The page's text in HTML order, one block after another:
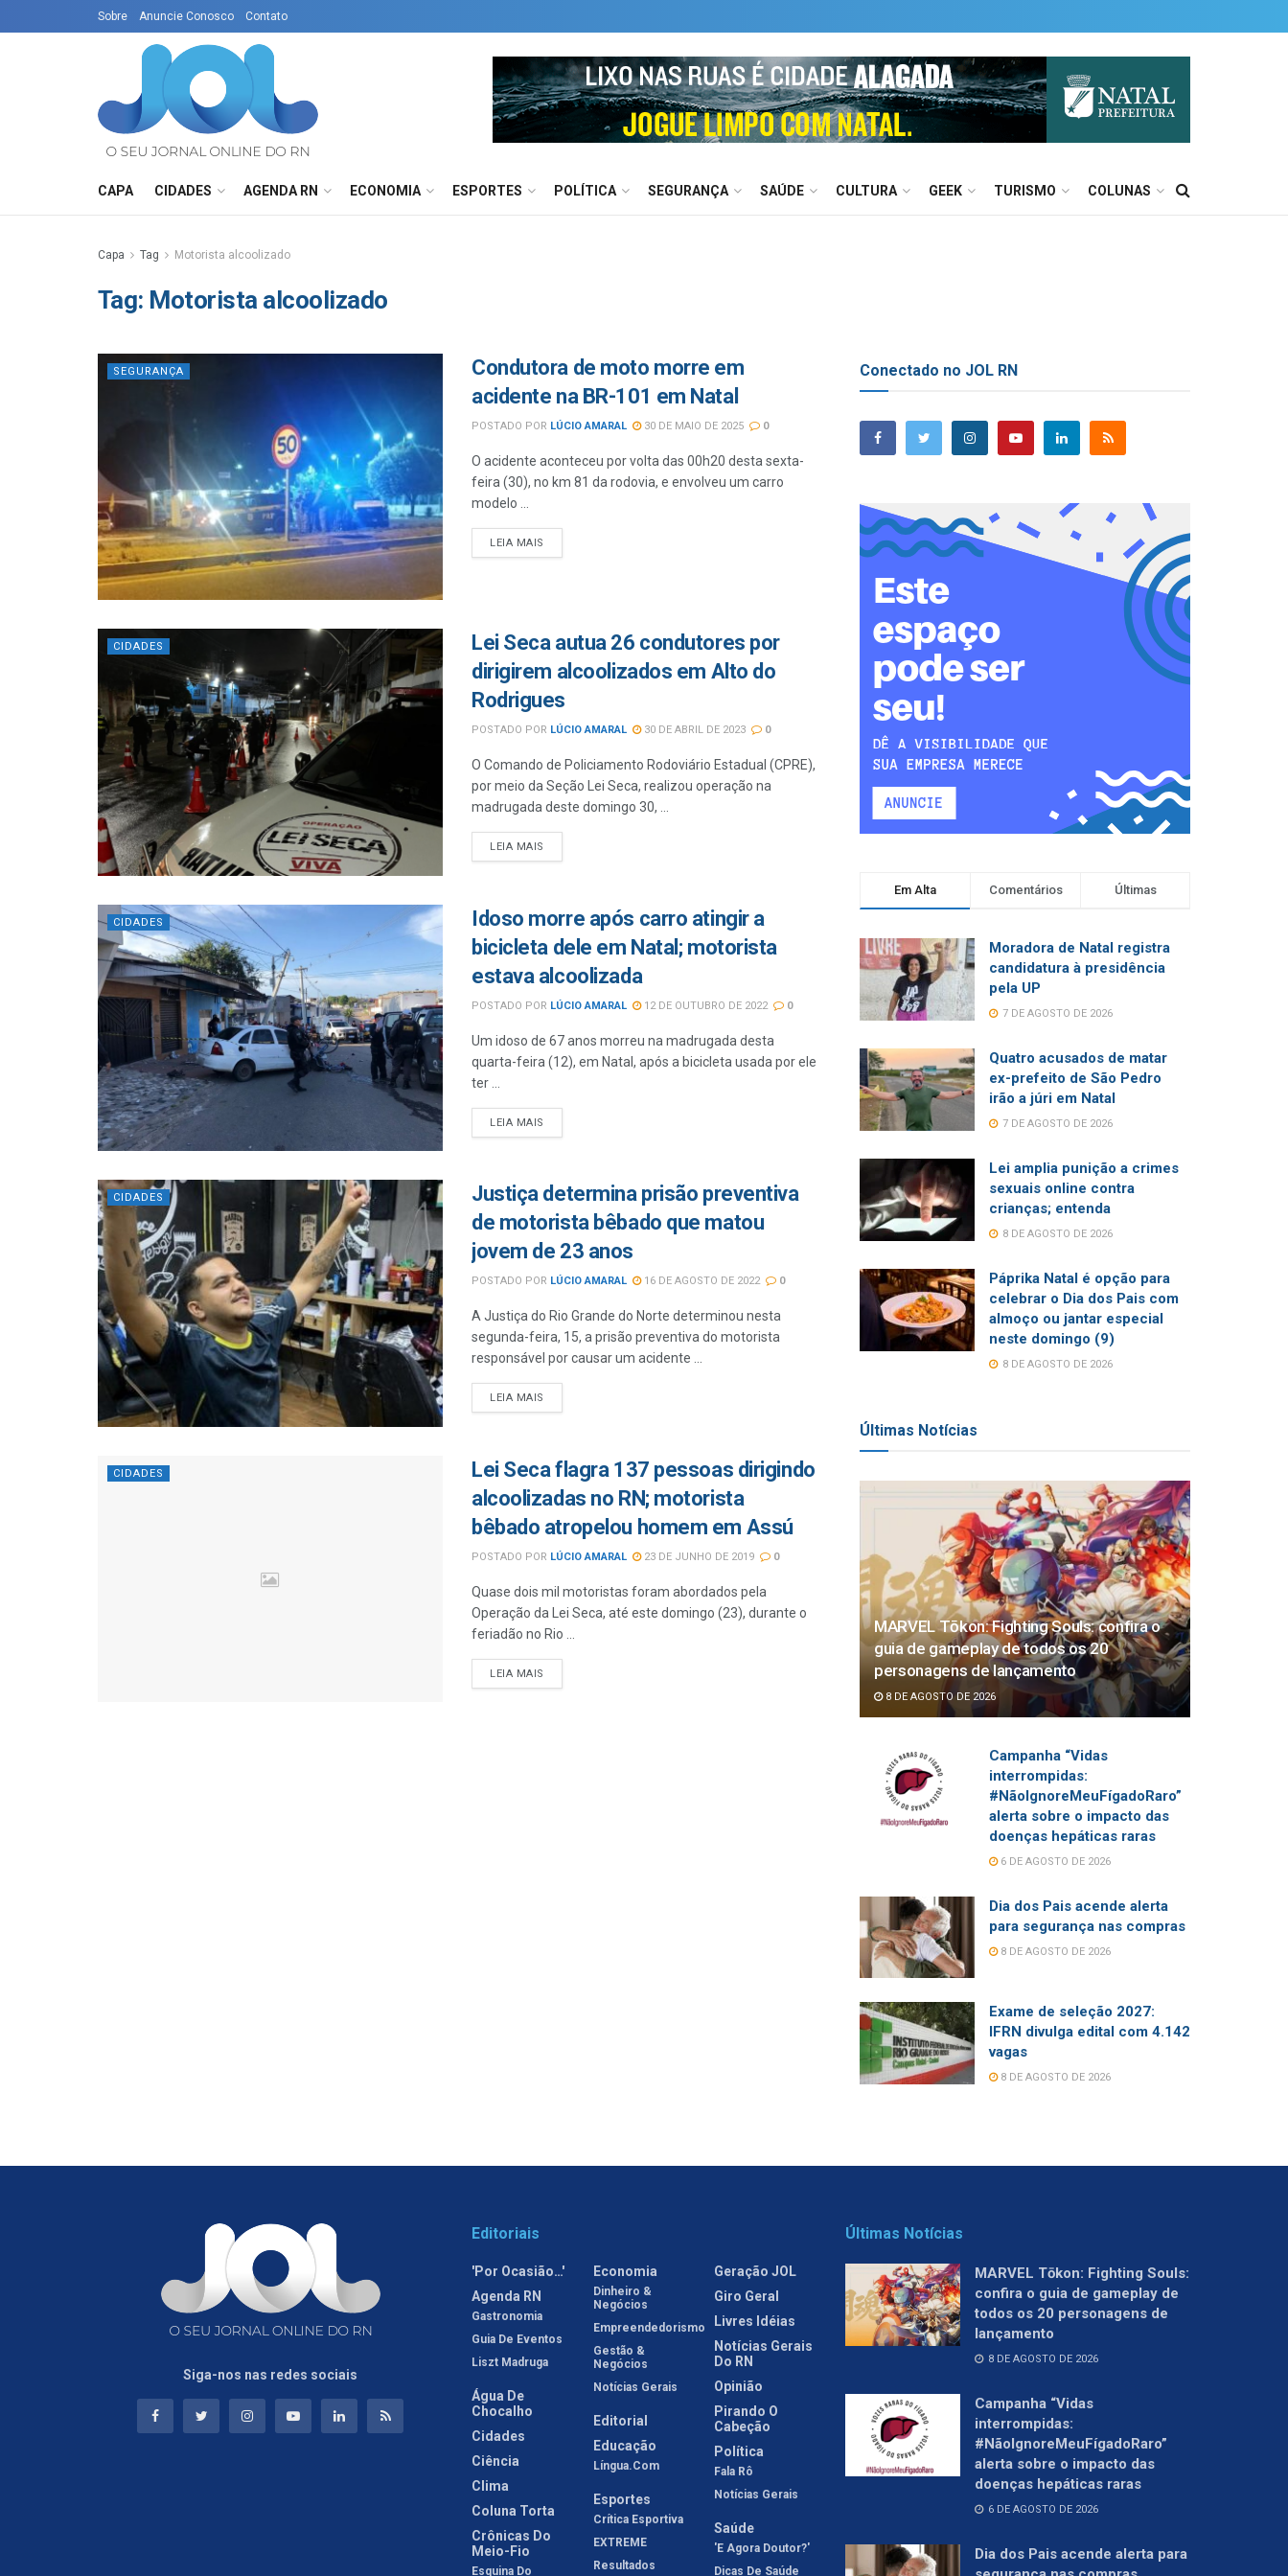
Sobre Anuncie Conosco Contato
CAPA CIDADES AGENDA RN ECONOMIA ESPORTES POLÍTICA SEGURANÇA SAÚDE CULTURA GEEK TURISMO COLUNAS
Capa Tag Motorista alcoolizado
Tag: Motorista alcoolizado
SEGURANÇA
Condutora de moto morre em
acidente na BR-101 em Natal
POSTADO POR LÚCIO AMARAL 30 DE MAIO DE 2025 0
O acidente aconteceu por volta das 00h20 desta sexta-
feira (30), no km 81 da rodovia, e envolveu um carro
modelo ...
LEIA MAIS
CIDADES
Lei Seca autua 26 condutores por
dirigirem alcoolizados em Alto do
Rodrigues
POSTADO POR LÚCIO AMARAL 30 DE ABRIL DE 2023 0
O Comando de Policiamento Rodoviário Estadual (CPRE),
por meio da Seção Lei Seca, realizou operação na
madrugada deste domingo 30, ...
LEIA MAIS
CIDADES
Idoso morre após carro atingir a
bicicleta dele em Natal; motorista
estava alcoolizada
POSTADO POR LÚCIO AMARAL 12 DE OUTUBRO DE 2022 0
Um idoso de 67 anos morreu na madrugada desta
quarta-feira (12), em Natal, após a bicicleta usada por ele
ter ...
LEIA MAIS
CIDADES
Justiça determina prisão preventiva
de motorista bêbado que matou
jovem de 23 anos
POSTADO POR LÚCIO AMARAL 16 DE AGOSTO DE 2022 0
A Justiça do Rio Grande do Norte determinou nesta
segunda-feira, 15, a prisão preventiva do motorista
responsável por causar um acidente ...
LEIA MAIS
CIDADES
Lei Seca flagra 137 pessoas dirigindo
alcoolizadas no RN; motorista
bêbado atropelou homem em Assú
POSTADO POR LÚCIO AMARAL 23 DE JUNHO DE 2019 0
Quase dois mil motoristas foram abordados pela
Operação da Lei Seca, até este domingo (23), durante o
feriadão no Rio ...
LEIA MAIS
Conectado no JOL RN
Em Alta Comentários Últimas
Moradora de Natal registra
candidatura à presidência
pela UP
7 DE AGOSTO DE 2026
Quatro acusados de matar
ex-prefeito de São Pedro
irão a júri em Natal
7 DE AGOSTO DE 2026
Lei amplia punição a crimes
sexuais online contra
crianças; entenda
8 DE AGOSTO DE 2026
Páprika Natal é opção para
celebrar o Dia dos Pais com
almoço ou jantar especial
neste domingo (9)
8 DE AGOSTO DE 2026
Últimas Notícias
MARVEL Tōkon: Fighting Souls: confira o
guia de gameplay de todos os 20
personagens de lançamento
8 DE AGOSTO DE 2026
Campanha “Vidas
interrompidas:
#NãoIgnoreMeuFígadoRaro”
alerta sobre o impacto das
doenças hepáticas raras
6 DE AGOSTO DE 2026
Dia dos Pais acende alerta
para segurança nas compras
8 DE AGOSTO DE 2026
Exame de seleção 2027:
IFRN divulga edital com 4.142
vagas
8 DE AGOSTO DE 2026
Siga-nos nas redes sociais
Editoriais
'Por Ocasião…'
Agenda RN
Gastronomia
Guia De Eventos
Liszt Madruga
Água De
Chocalho
Cidades
Ciência
Clima
Coluna Torta
Crônicas Do
Meio-Fio
Esquina Do
Economia
Dinheiro &
Negócios
Empreendedorismo
Gestão &
Negócios
Notícias Gerais
Editorial
Educação
Língua.com
Esportes
Crítica Esportiva
EXTREME
Resultados
Geração JOL
Giro Geral
Livres Idéias
Notícias Gerais
Do RN
Opinião
Pirando O
Cabeção
Política
Fala Rô
Notícias Gerais
Saúde
'E Agora Doutor?'
Dicas De Saúde
Últimas Notícias
MARVEL Tōkon: Fighting Souls:
confira o guia de gameplay de
todos os 20 personagens de
lançamento
8 DE AGOSTO DE 2026
Campanha “Vidas
interrompidas:
#NãoIgnoreMeuFígadoRaro”
alerta sobre o impacto das
doenças hepáticas raras
6 DE AGOSTO DE 2026
Dia dos Pais acende alerta para